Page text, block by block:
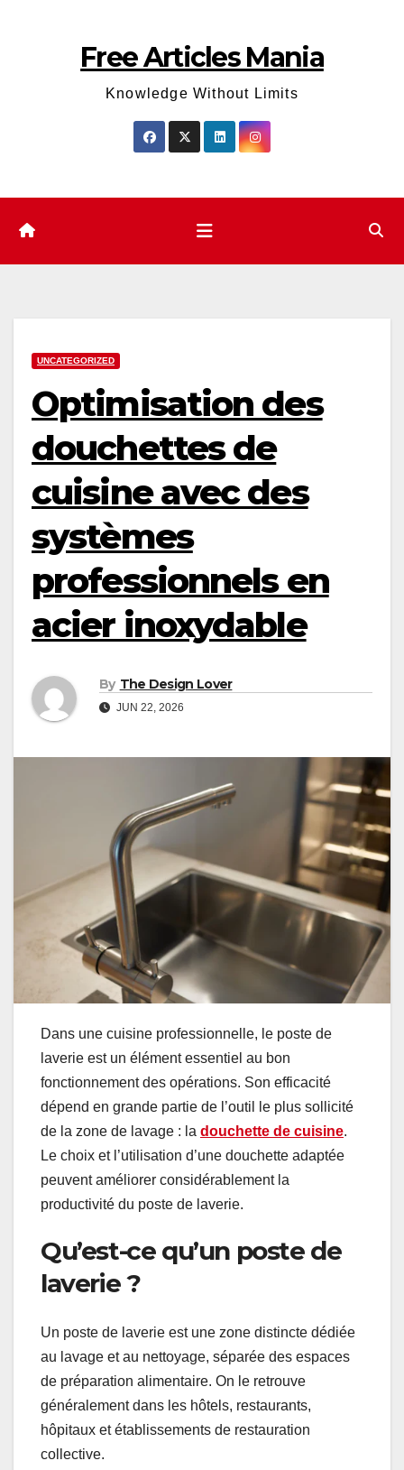
Free Articles Mania
Knowledge Without Limits
UNCATEGORIZED
Optimisation des
douchettes de
cuisine avec des
systèmes
professionnels en
acier inoxydable
By The Design Lover
JUN 22, 2026
Dans une cuisine professionnelle, le poste de
laverie est un élément essentiel au bon
fonctionnement des opérations. Son efficacité
dépend en grande partie de l’outil le plus sollicité
de la zone de lavage : la douchette de cuisine.
Le choix et l’utilisation d’une douchette adaptée
peuvent améliorer considérablement la
productivité du poste de laverie.
Qu’est-ce qu’un poste de
laverie ?
Un poste de laverie est une zone distincte dédiée
au lavage et au nettoyage, séparée des espaces
de préparation alimentaire. On le retrouve
généralement dans les hôtels, restaurants,
hôpitaux et établissements de restauration
collective.